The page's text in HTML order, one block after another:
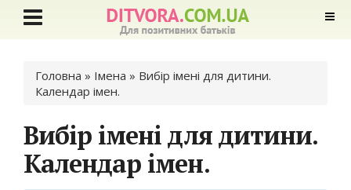
Ви є тут
Головна » Імена » Вибір імені для дитини.
Календар імен.
Вибір імені для дитини.
Календар імен.